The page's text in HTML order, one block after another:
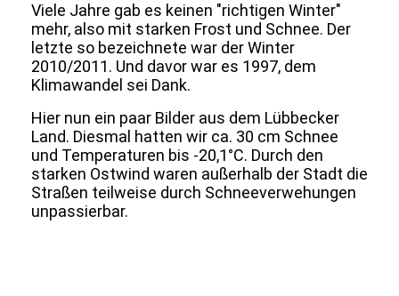
Viele Jahre gab es keinen "richtigen Winter"
mehr, also mit starken Frost und Schnee. Der
letzte so bezeichnete war der Winter
2010/2011. Und davor war es 1997, dem
Klimawandel sei Dank.
Hier nun ein paar Bilder aus dem Lübbecker
Land. Diesmal hatten wir ca. 30 cm Schnee
und Temperaturen bis -20,1°C. Durch den
starken Ostwind waren außerhalb der Stadt die
Straßen teilweise durch Schneeverwehungen
unpassierbar.